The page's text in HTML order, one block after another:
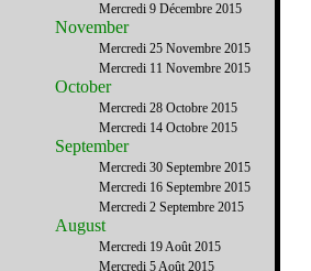
Mercredi 9 Décembre 2015
November
Mercredi 25 Novembre 2015
Mercredi 11 Novembre 2015
October
Mercredi 28 Octobre 2015
Mercredi 14 Octobre 2015
September
Mercredi 30 Septembre 2015
Mercredi 16 Septembre 2015
Mercredi 2 Septembre 2015
August
Mercredi 19 Août 2015
Mercredi 5 Août 2015